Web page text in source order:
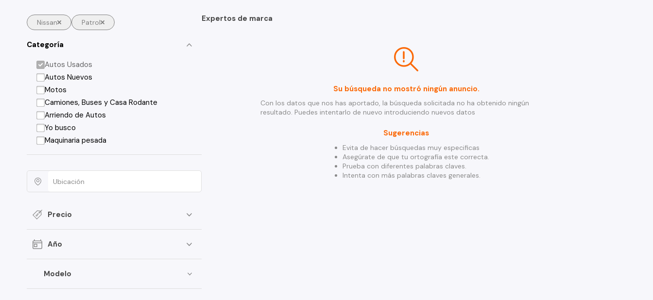
Nissan Patrol
Categoría
Autos Usados
Autos Nuevos
Motos
Camiones, Buses y Casa Rodante
Arriendo de Autos
Yo busco
Maquinaria pesada
Precio
Año
Modelo
Expertos de marca
Su búsqueda no mostró ningún anuncio.
Con los datos que nos has aportado, la búsqueda solicitada no ha obtenido ningún
resultado. Puedes intentarlo de nuevo introduciendo nuevos datos
Sugerencias
Evita de hacer búsquedas muy especificas
Asegúrate de que tu ortografía este correcta.
Prueba con diferentes palabras claves.
Intenta con más palabras claves generales.